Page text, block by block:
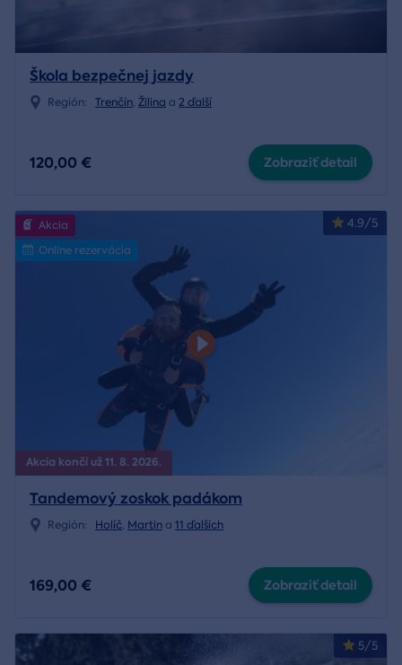
Škola bezpečnej jazdy
Región: Trenčín, Žilina a 2 ďalší
120,00 € Zobraziť detail
Akcia končí už 11. 8. 2026.
4.9/5
Akcia
Online rezervácia
Tandemový zoskok padákom
Región: Holíč, Martin a 11 ďalších
169,00 € Zobraziť detail
5/5